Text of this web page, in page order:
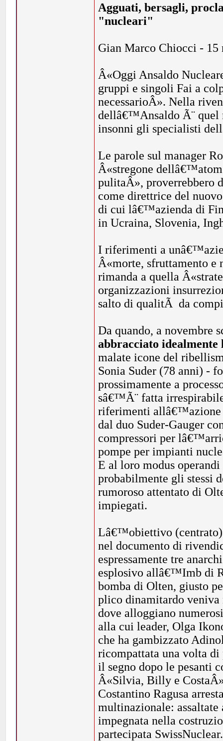
Agguati, bersagli,
"nucleari"
Gian Marco Chiocci - 15
Â«Oggi Ansaldo
gruppi e singoli Fai a
necessarioÂ». Nella
dellâ€™Ansaldo Ã¨ quel
insonni gli specialisti
Le parole sul manager
Â«stregone
pulitaÂ», proverrebbero
come direttrice del
di cui lâ€™azienda di
in Ucraina, Slovenia,
I riferimenti a
Â«morte, sfruttamento
rimanda a quella
organizzazioni
salto di qualitÃ da
Da quando, a novembre
abbracciato
malate icone del
Sonia Suder (78 anni) -
prossimamente a
sâ€™Ã¨ fatta
riferimenti allâ€™azione
dal duo Suder-Gauger
compressori per
pompe per impianti
E al loro modus
probabilmente gli stessi
rumoroso attentato di
impiegati.
Lâ€™obiettivo (centrato)
nel documento di
espressamente tre
esplosivo allâ€™Imb di
bomba di Olten, giusto
plico dinamitardo
dove alloggiano
alla cui leader, Olga
che ha gambizzato
ricompattata una volta
il segno dopo le pesanti
Â«Silvia, Billy e
Costantino Ragusa
multinazionale:
impegnata nella
partecipata SwissNuclear.